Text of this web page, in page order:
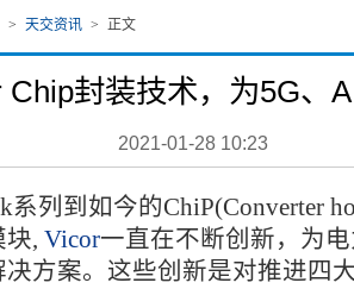
> 天交资讯 > 正文
Chip封装技术，为5G、
2021-01-28 10:23
系列到如今的ChiP(Converter
块, Vicor一直在不断创新，为
决方案。这些创新是对推进四